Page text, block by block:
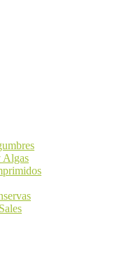
Algas